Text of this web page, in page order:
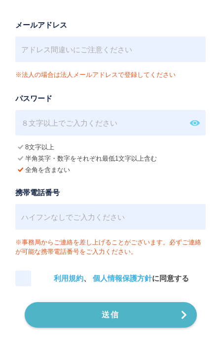
メールアドレス
※法人の場合は法人メールアドレスで登録してください
パスワード
8文字以上
半角英字・数字をそれぞれ最低1文字以上含む
全角を含まない
携帯電話番号
※事務局からご連絡を差し上げることがございます。必ずご連絡
が可能な携帯電話番号をご入力ください。
利用規約、 個人情報保護方針に同意する
送信